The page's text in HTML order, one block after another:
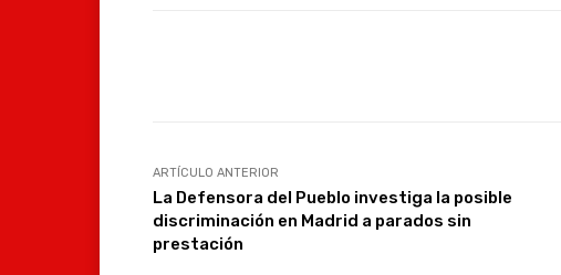
ARTÍCULO ANTERIOR
La Defensora del Pueblo investiga la posible
discriminación en Madrid a parados sin
prestación